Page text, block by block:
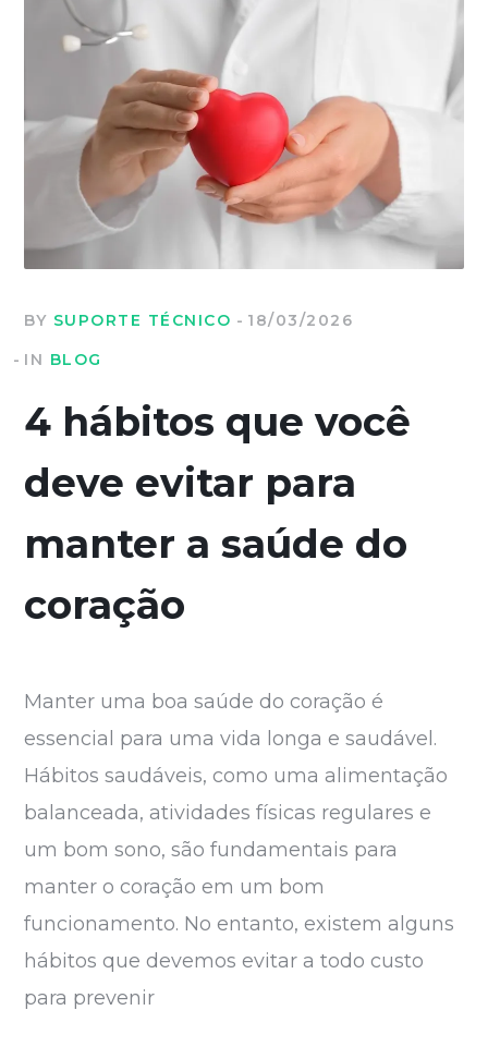
BY SUPORTE TÉCNICO
18/03/2026
IN BLOG
4 hábitos que você
deve evitar para
manter a saúde do
coração
Manter uma boa saúde do coração é
essencial para uma vida longa e saudável.
Hábitos saudáveis, como uma alimentação
balanceada, atividades físicas regulares e
um bom sono, são fundamentais para
manter o coração em um bom
funcionamento. No entanto, existem alguns
hábitos que devemos evitar a todo custo
para prevenir